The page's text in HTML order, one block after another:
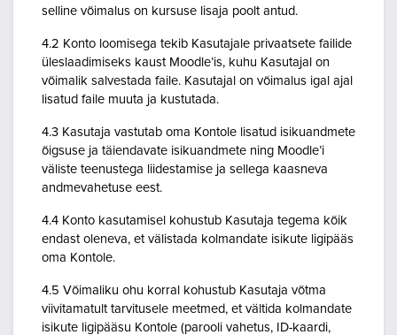
selline võimalus on kursuse lisaja poolt antud.
4.2 Konto loomisega tekib Kasutajale privaatsete failide
üleslaadimiseks kaust Moodle’is, kuhu Kasutajal on
võimalik salvestada faile. Kasutajal on võimalus igal ajal
lisatud faile muuta ja kustutada.
4.3 Kasutaja vastutab oma Kontole lisatud isikuandmete
õigsuse ja täiendavate isikuandmete ning Moodle’i
väliste teenustega liidestamise ja sellega kaasneva
andmevahetuse eest.
4.4 Konto kasutamisel kohustub Kasutaja tegema kõik
endast oleneva, et välistada kolmandate isikute ligipääs
oma Kontole.
4.5 Võimaliku ohu korral kohustub Kasutaja võtma
viivitamatult tarvitusele meetmed, et vältida kolmandate
isikute ligipääsu Kontole (parooli vahetus, ID-kaardi,